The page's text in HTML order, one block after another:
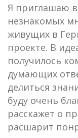
Я приглашаю
незнакомых
живущих в
проекте. В
получилось
думающих
делиться
буду очень
расскажет о
расшарит